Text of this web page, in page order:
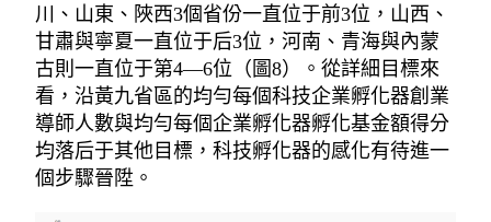
川、山東、陜西3個省份一直位于前3位，山西、
甘肅與寧夏一直位于后3位，河南、青海與內蒙
古則一直位于第4—6位（圖8）。從詳細目標來
看，沿黃九省區的均勻每個科技企業孵化器創業
導師人數與均勻每個企業孵化器孵化基金額得分
均落后于其他目標，科技孵化器的感化有待進一
個步驟晉陞。